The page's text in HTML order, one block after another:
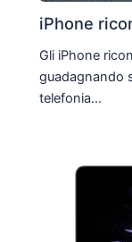
iPhone
Gli iPhone
guadagnando
telefonia…